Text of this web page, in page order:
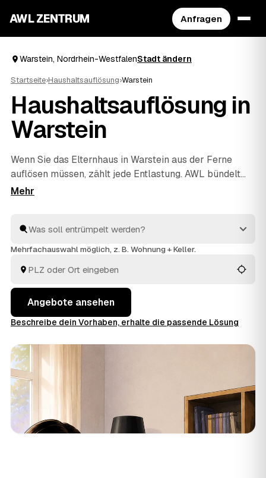
AWL ZENTRUM Anfragen
Warstein, Nordrhein-WestfalenStadt ändern
Startseite›Haushaltsauflösung›Warstein
Haushaltsauflösung in
Warstein
Wenn Sie das Elternhaus in Warstein aus der Ferne
auflösen müssen, zählt jede Entlastung. AWL bündelt
die Suche: Eine Anfrage genügt, und geprüfte Anbieter
Sichtung des Nachlasses, fachgerechte Entsorgung und
Wertanrechnung übernehmen die Profis – einfühlsam
aus Warstein undRüthen
vergleichen
Sie in Ruhe und geben den Auftrag aus der Hand.
Mehrfachauswahl möglich, z. B. Wohnung + Keller.
Angebote ansehen
Beschreibe dein Vorhaben, erhalte die passende Lösung